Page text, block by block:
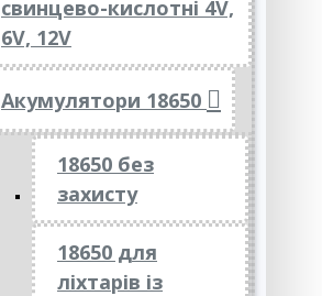
свинцево-кислотні 4V,
6V, 12V
Акумулятори 18650
18650 без
захисту
18650 для
ліхтарів із